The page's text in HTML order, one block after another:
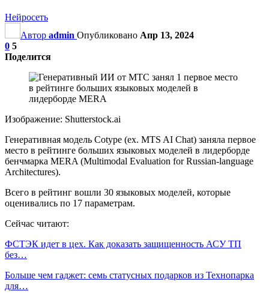
Нейросеть
Автор admin Опубликовано Апр 13, 2024
0 5
Поделится
Изображение: Shutterstock.ai
Генеративная модель Сotype (ex. MTS AI Chat) заняла первое
место в рейтинге больших языковых моделей в лидерборде
бенчмарка MERA (Multimodal Evaluation for Russian-language
Architectures).
Всего в рейтинг вошли 30 языковых моделей, которые
оценивались по 17 параметрам.
Сейчас читают:
ФСТЭК идет в цех. Как доказать защищенность АСУ ТП
без…
Больше чем гаджет: семь статусных подарков из Технопарка
для…